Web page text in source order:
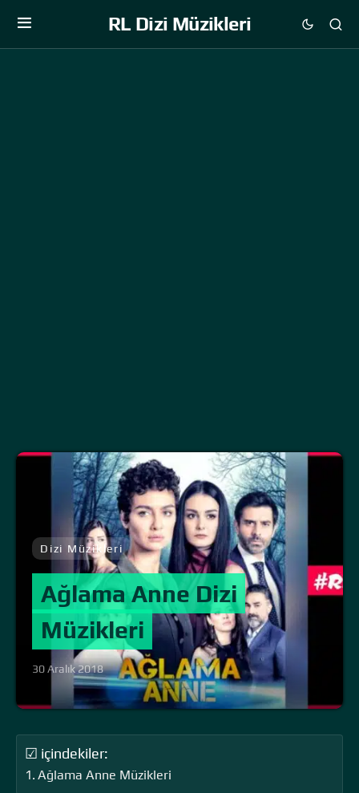
RL Dizi Müzikleri
Dizi Müzikleri
Ağlama Anne Dizi
Müzikleri
30 Aralık 2018
☑ içindekiler:
Ağlama Anne Müzikleri